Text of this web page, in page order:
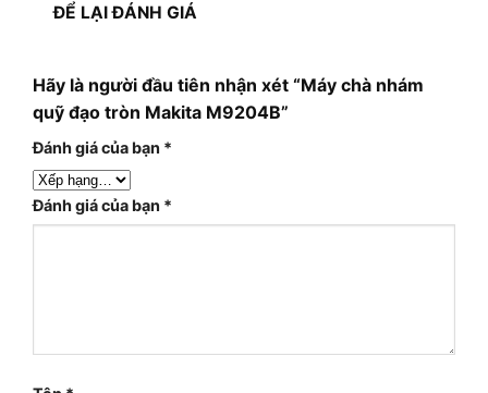
ĐỂ LẠI ĐÁNH GIÁ
Hãy là người đầu tiên nhận xét “Máy chà nhám
quỹ đạo tròn Makita M9204B”
Đánh giá của bạn *
Đánh giá của bạn *